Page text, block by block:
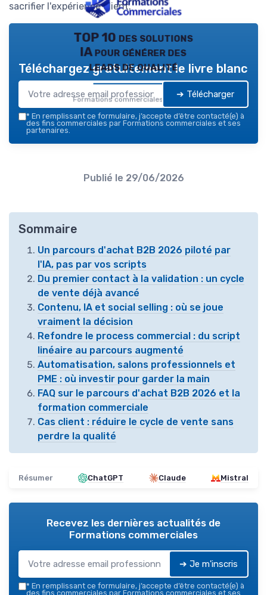
sacrifier l'expérience client.
TOP 10 des solutions
IA pour générer des
leads de qualité
Formations commerciales — 2026
Téléchargez gratuitement le livre blanc
➔ Télécharger
* En remplissant ce formulaire, j’accepte d’être contacté(e) à
des fins commerciales par Formations commerciales et ses
partenaires.
Publié le 29/06/2026
Sommaire
Un parcours d'achat B2B 2026 piloté par
l'IA, pas par vos scripts
Du premier contact à la validation : un cycle
de vente déjà avancé
Contenu, IA et social selling : où se joue
vraiment la décision
Refondre le process commercial : du script
linéaire au parcours augmenté
Automatisation, salons professionnels et
PME : où investir pour garder la main
FAQ sur le parcours d'achat B2B 2026 et la
formation commerciale
Cas client : réduire le cycle de vente sans
perdre la qualité
Résumer ChatGPT Claude Mistral
Recevez les dernières actualités de
Formations commerciales
➔ Je m'inscris
* En remplissant ce formulaire, j’accepte d’être contacté(e) à
des fins commerciales par Formations commerciales et ses